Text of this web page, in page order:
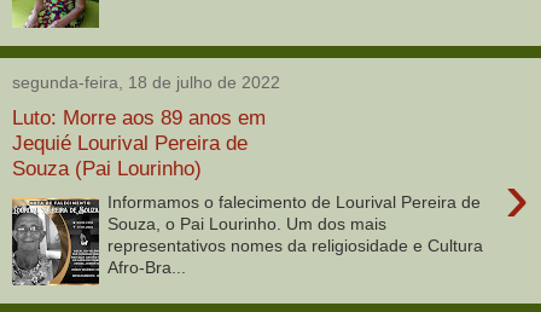
segunda-feira, 18 de julho de 2022
Luto: Morre aos 89 anos em
Jequié Lourival Pereira de
Souza (Pai Lourinho)
›
Informamos o falecimento de Lourival Pereira de
Souza, o Pai Lourinho. Um dos mais
representativos nomes da religiosidade e Cultura
Afro-Bra...